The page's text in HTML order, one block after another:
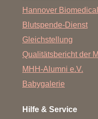
Hannover
Blutspende-Dienst
Gleichstellung
Qualitätsbericht der
MHH-Alumni e.V.
Babygalerie
Hilfe & Service